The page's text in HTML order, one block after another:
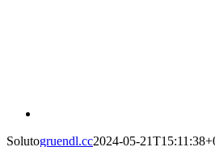
Solutogruendl.cc2024-05-